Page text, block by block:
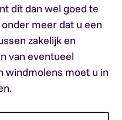
dit dan wel goed te
meer dat u een
zakelijk en
van eventueel
windmolens moet u in